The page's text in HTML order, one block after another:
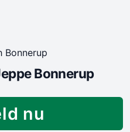
Bonnerup
Bonnerup
nu